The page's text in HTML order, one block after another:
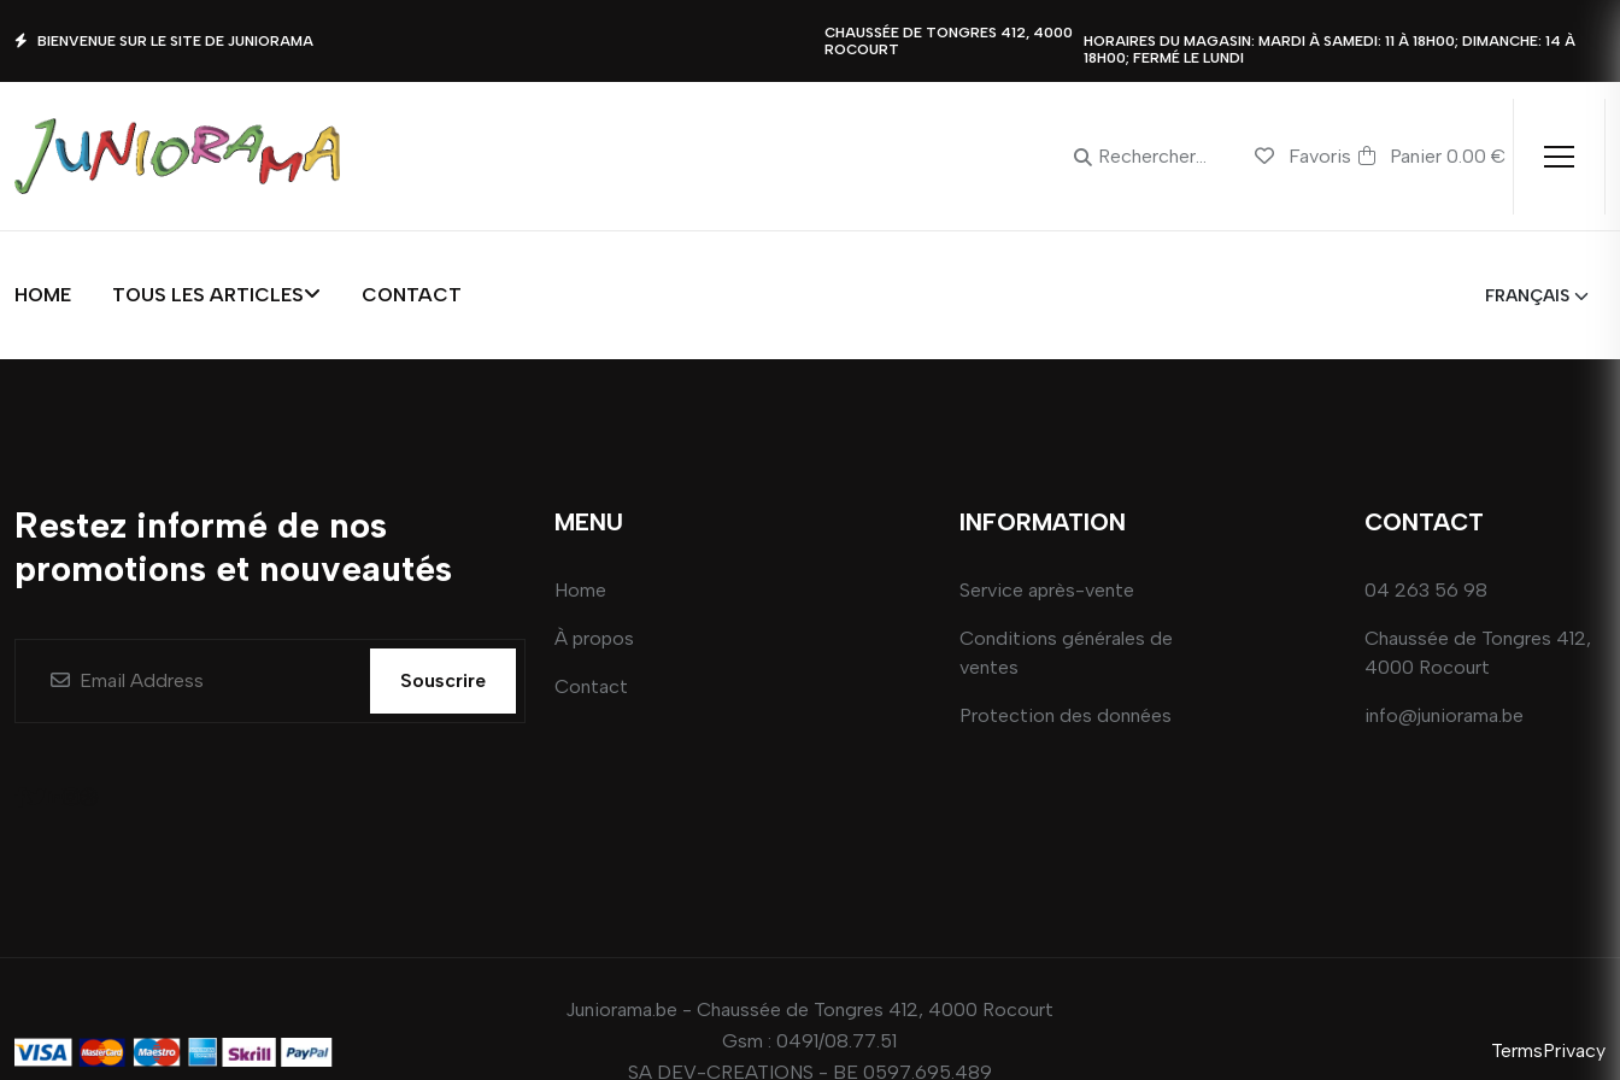
BIENVENUE SUR LE SITE DE JUNIORAMA
CHAUSSÉE DE TONGRES 412, 4000
ROCOURT
HORAIRES DU MAGASIN: MARDI À SAMEDI: 11 À 18H00; DIMANCHE: 14 À
18H00; FERMÉ LE LUNDI
Favoris Panier 0.00 €
HOME TOUS LES ARTICLES CONTACT
Restez informé de nos
promotions et nouveautés
Souscrire
MENU
Home
À propos
Contact
INFORMATION
Service après-vente
Conditions générales de
ventes
Protection des données
CONTACT
04 263 56 98
Chaussée de Tongres 412,
4000 Rocourt
info@juniorama.be
Juniorama.be - Chaussée de Tongres 412, 4000 Rocourt
Gsm : 0491/08.77.51
SA DEV-CREATIONS - BE 0597.695.489
TermsPrivacy